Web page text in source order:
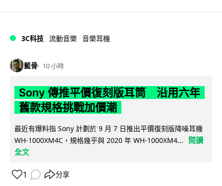
3C科技 流動音樂 音樂耳機
藍骨 10 小時
Sony 傳推平價復刻版耳筒 沿用六年
舊款規格挑戰加價潮
最近有爆料指 Sony 計劃於 9 月 7 日推出平價復刻版降噪耳機
WH-1000XM4C，規格幾乎與 2020 年 WH-1000XM4...
閱讀
全文
1 分享